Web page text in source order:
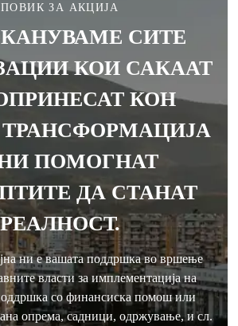
ПОВИК ЗА АКЦИЈА
СИТЕ
КОИ САКААТ
КОН
ПОМОГНАТ
ДА СТАНАТ
РЕАЛНОСТ.
ни е вашата поддршка во вршење
власти за имплементација на
со финансиска помош или
опрема, садници, одржување, и сл.